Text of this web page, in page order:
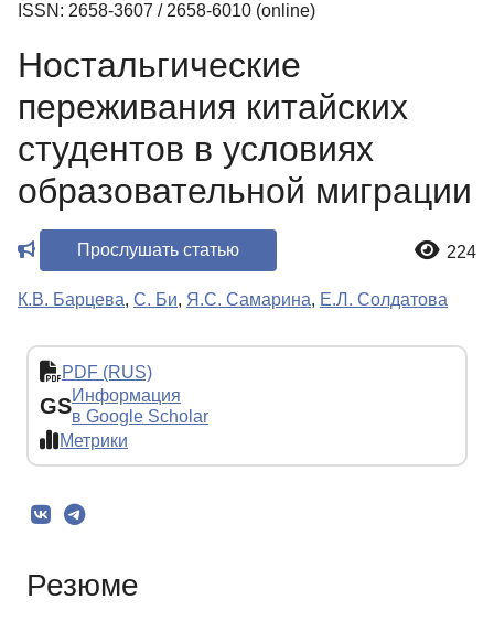
ISSN: 2658-3607 / 2658-6010 (online)
Ностальгические
переживания китайских
студентов в условиях
образовательной миграции
Прослушать статью 224
К.В. Барцева, С. Би, Я.С. Самарина, Е.Л. Солдатова
PDF (RUS)
GSИнформация
в Google Scholar
Метрики
Резюме